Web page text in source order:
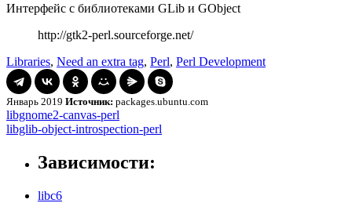
Интерфейс с библиотеками GLib и GObject
http://gtk2-perl.sourceforge.net/
Libraries, Need an extra tag, Perl, Perl Development
Январь 2019 Источник: packages.ubuntu.com
Навигация
по
записям
libgnome2-
canvas-
libgnome2-canvas-perl
libglib-
introspection-
libglib-object-introspection-perl
Зависимости:
libc6